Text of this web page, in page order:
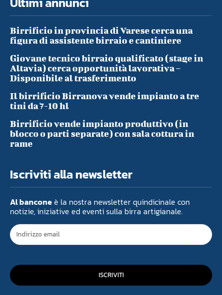
Birrificio in provincia di Varese cerca una
figura di assistente birraio e cantiniere
Giovane tecnico birraio qualificato (stage in
Altavia) cerca opportunità lavorativa –
Disponibile al trasferimento
Il birrificio Birranova vende impianto a tre
tini da 7-10 hl
Birrificio vende impianto produttivo (in
blocco o parti separate) con sala cottura in
rame
Iscriviti alla newsletter
Al banconeè la nostra newsletter quindicinale con
notizie, iniziative ed eventi sulla birra artigianale.
ISCRIVITI